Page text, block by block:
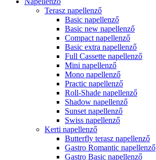
Terasz napellenző
Basic napellenző
Basic new napellenző
Compact napellenző
Basic extra napellenző
Full Cassette napellenző
Mini napellenző
Mono napellenző
Practic napellenző
Roll-Shade napellenző
Shadow napellenző
Sunset napellenző
Swiss napellenző
Kerti napellenző
Butterfly terasz napellenző
Gastro Romantic napellenző
Gastro Basic napellenző